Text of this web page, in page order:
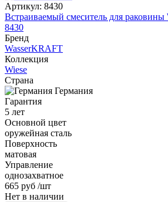
Артикул: 8430
Встраиваемый смеситель для раковины
8430
Бренд
WasserKRAFT
Коллекция
Wiese
Страна
Германия
Гарантия
5 лет
Основной цвет
оружейная сталь
Поверхность
матовая
Управление
однозахватное
665 руб /шт
Нет в наличии